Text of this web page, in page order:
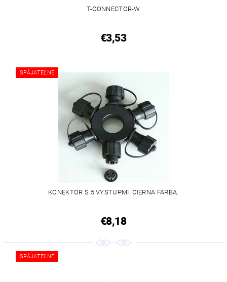
T-CONNECTOR-W
€3,53
SPÁJATEĽNÉ
KONEKTOR S 5 VYSTUPMI. CIERNA FARBA.
€8,18
SPÁJATEĽNÉ